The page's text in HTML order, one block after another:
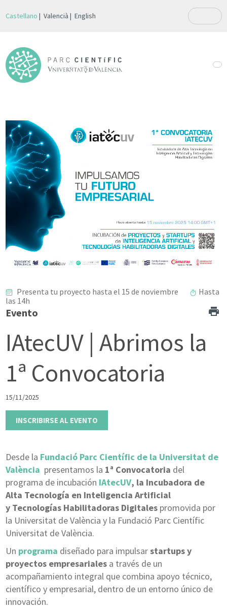
Castellano Valencià English
Presenta tu proyecto hasta el 15 de noviembre
Hasta
las 14h
Evento
IAtecUV | Abrimos la
1ª Convocatoria
15/11/2025
INSCRIBIRSE AL EVENTO
Desde la Fundació Parc Científic de la Universitat de
València presentamos la 1ª Convocatoria del
programa de incubación IAtecUV, la Incubadora de
Alta Tecnología en Inteligencia Artificial
y Tecnologías Habilitadoras Digitalespromovida por
la Universitat de València y la Fundació Parc Científic
Universitat de València.
Un programa diseñado para impulsarstartups y
proyectos empresarialesa través de un
acompañamiento integral que combina apoyo técnico,
científico y empresarial, dentro de un entorno único de
innovación.